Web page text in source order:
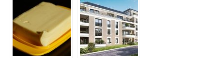
reconnue avec
artas cheveux
la preserver ?